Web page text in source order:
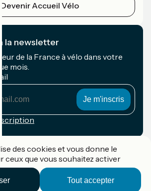
Devenir Accueil Vélo
la newsletter
de la France à vélo dans votre
mois.
des cookies et vous donne le
ceux que vous souhaitez activer
Tout accepter